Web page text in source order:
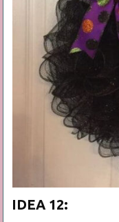
IDEA 12: